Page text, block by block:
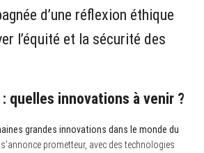
d’une réflexion éthique
l’équité et la sécurité des
quelles innovations à venir ?
grandes innovations dans le monde du
s’annonce prometteur, avec des technologies